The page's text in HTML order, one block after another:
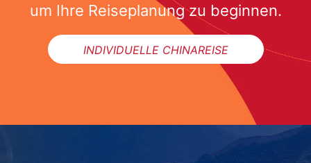
um Ihre Reiseplanung zu beginnen.
INDIVIDUELLE CHINAREISE